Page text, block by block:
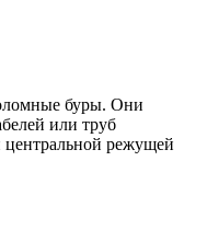
буры. Они
или труб
центральной режущей